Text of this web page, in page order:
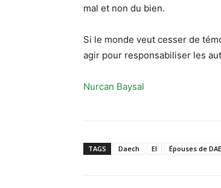
mal et non du bien.
Si le monde veut cesser de
agir pour responsabiliser les
Nurcan Baysal
TAGS Daech EI Épouses de